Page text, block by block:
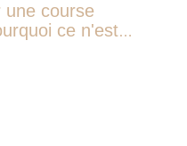
une course
ce n'est
pour rien